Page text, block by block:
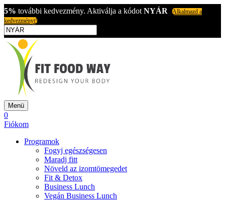
5% további kedvezmény. Aktiválja a kódot NYÁR
Alkalmazd a
kedvezményt!
Menü
0
Fiókom
Programok
Fogyj egészségesen
Maradj fitt
Növeld az izomtömegedet
Fit & Detox
Business Lunch
Vegán Business Lunch